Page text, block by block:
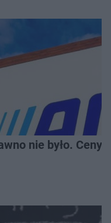
nie było. Ceny